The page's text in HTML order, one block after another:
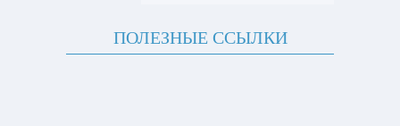
ПОЛЕЗНЫЕ ССЫЛКИ